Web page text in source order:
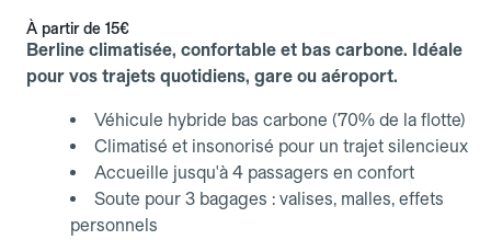
À partir de 15€
Berline climatisée, confortable et bas carbone. Idéale
pour vos trajets quotidiens, gare ou aéroport.
Véhicule hybride bas carbone (70% de la flotte)
Climatisé et insonorisé pour un trajet silencieux
Accueille jusqu'à 4 passagers en confort
Soute pour 3 bagages : valises, malles, effets
personnels